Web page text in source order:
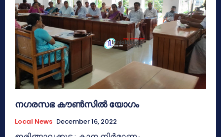
നഗരസഭ കൗണ്‍സില്‍ യോഗം
Local News December 16, 2022